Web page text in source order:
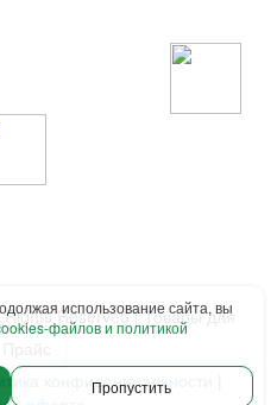
Reserved | Товары для
конфиденциальности
использование сайта, вы
файлов и политикой
Пропустить